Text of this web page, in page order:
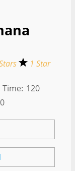
1 Star
Time: 120